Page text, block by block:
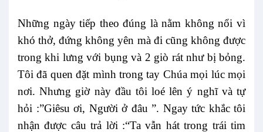
Những ngày tiếp theo đúng là nằm không nổi vì
khó thở, đứng không yên mà đi cũng không được
trong khi lưng với bụng và 2 giò rát như bị bỏng.
Tôi đã quen đặt mình trong tay Chúa mọi lúc mọi
nơi. Nhưng giờ này đầu tôi loé lên ý nghĩ và tự
hỏi :”Giêsu ơi, Người ở đâu ”. Ngay tức khắc tôi
nhận được câu trả lời :“Ta vẫn hát trong trái tim